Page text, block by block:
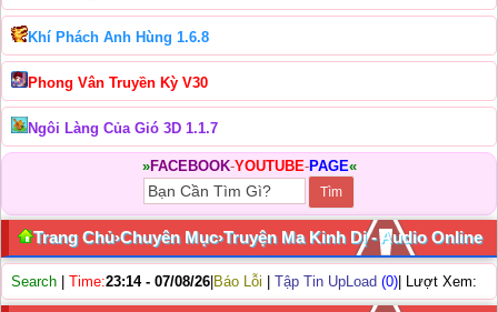
Khí Phách Anh Hùng 1.6.8
Phong Vân Truyền Kỳ V30
Ngôi Làng Của Gió 3D 1.1.7
»FACEBOOK-YOUTUBE-PAGE«
Trang Chủ›Chuyên Mục›Truyện Ma Kinh Dị - Audio Online
Search Time:23:14 - 07/08/26 Báo Lỗi Tập Tin UpLoad (0) | Lượt Xem: